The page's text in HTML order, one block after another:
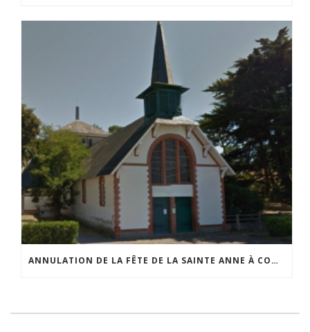
ANNULATION DE LA FÊTE DE LA SAINTE ANNE À COMBERGE